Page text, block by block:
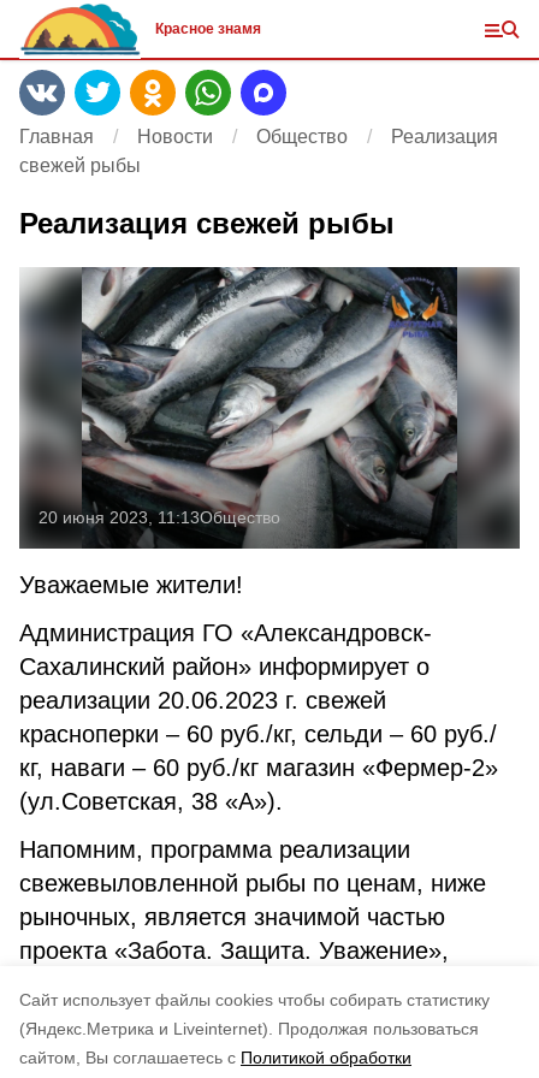
Cайт использует файлы cookies чтобы собирать статистику
(Яндекс.Метрика и Liveinternet).
Продолжая пользоваться
сайтом, Вы соглашаетесь с Политикой обработки
Красное знамя
Главная Новости Общество
Реализация
свежей рыбы
Реализация свежей рыбы
20 июня 2023, 11:13Общество
Уважаемые жители!
Администрация ГО «Александровск-
Сахалинский район» информирует о
реализации 20.06.2023 г. свежей
красноперки – 60 руб./кг, сельди – 60 руб./
кг, наваги – 60 руб./кг магазин «Фермер-2»
(ул.Советская, 38 «А»).
Напомним, программа реализации
свежевыловленной рыбы по ценам, ниже
рыночных, является значимой частью
проекта «Забота. Защита. Уважение»,
Валерия Лимаренко.